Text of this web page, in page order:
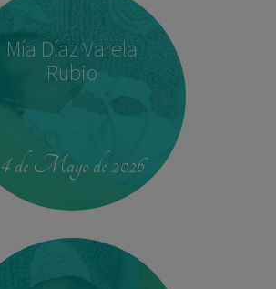
Mía Díaz Varela
Rubio
4 de Mayo de 2026